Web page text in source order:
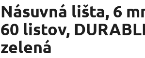
Násuvná lišta, 6
60 listov,
zelená